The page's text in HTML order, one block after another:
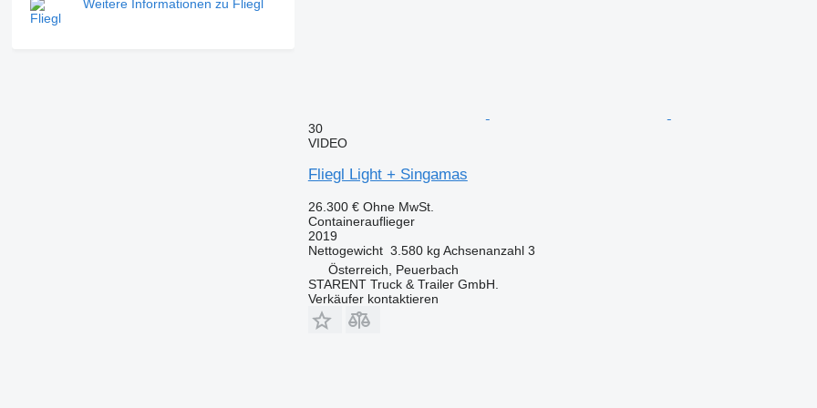
Weitere Informationen zu Fliegl
30
VIDEO
Fliegl Light + Singamas
26.300 € Ohne MwSt.
Containerauflieger
2019
Nettogewicht 3.580 kg Achsenanzahl 3
Österreich, Peuerbach
STARENT Truck & Trailer GmbH.
Verkäufer kontaktieren